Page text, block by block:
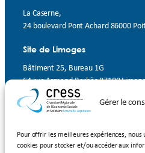
Gérer le
Pour offrir les meilleures expériences,
cookies pour stocker et/ou accéder aux
La Caserne,
24 boulevard Pont Achard 86000
Site de Limoges
Bâtiment 25, Bureau 1G
64 rue Armand Barbès 87100
Contact